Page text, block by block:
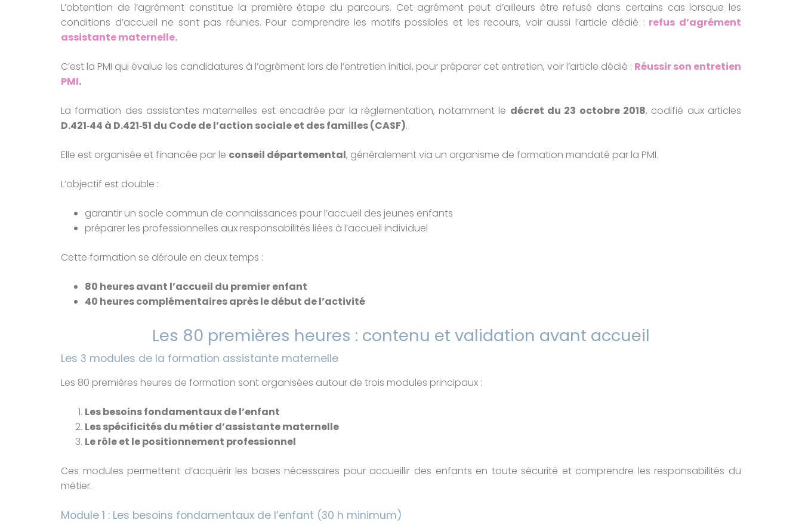
L’obtention de l’agrément constitue la première étape du parcours. Cet agrément peut d’ailleurs être refusé dans certains cas lorsque les
conditions d’accueil ne sont pas réunies. Pour comprendre les motifs possibles et les recours, voir aussi l’article dédié : refus d’agrément
assistante maternelle.
C’est la PMI qui évalue les candidatures à l’agrément lors de l’entretien initial, pour préparer cet entretien, voir l’article dédié : Réussir son entretien
PMI.
La formation des assistantes maternelles est encadrée par la réglementation, notamment le décret du 23 octobre 2018, codifié aux articles
D.421‑44 à D.421‑51 du Code de l’action sociale et des familles (CASF).
Elle est organisée et financée par le conseil départemental, généralement via un organisme de formation mandaté par la PMI.
L’objectif est double :
garantir un socle commun de connaissances pour l’accueil des jeunes enfants
préparer les professionnelles aux responsabilités liées à l’accueil individuel
Cette formation se déroule en deux temps :
80 heures avant l’accueil du premier enfant
40 heures complémentaires après le début de l’activité
Les 80 premières heures : contenu et validation avant accueil
Les 3 modules de la formation assistante maternelle
Les 80 premières heures de formation sont organisées autour de trois modules principaux :
Les besoins fondamentaux de l’enfant
Les spécificités du métier d’assistante maternelle
Le rôle et le positionnement professionnel
Ces modules permettent d’acquérir les bases nécessaires pour accueillir des enfants en toute sécurité et comprendre les responsabilités du
métier.
Module 1 : Les besoins fondamentaux de l’enfant (30 h minimum)